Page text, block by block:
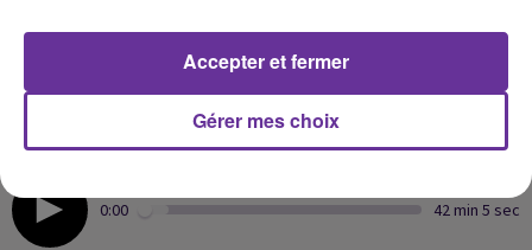
, porte-parole EELV
Fadila Mehal, conseillère de Paris, conseillère de la
métropole du grand Paris pour le groupe démocrates et
progressistes
0:00 42 min 5 sec
Gérer mes choix
Accepter et fermer